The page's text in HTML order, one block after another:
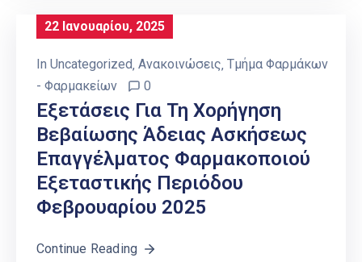
22 Ιανουαρίου, 2025
In Uncategorized Ανακοινώσεις Τμήμα Φαρμάκων
- Φαρμακείων
0
Eξετάσεις Για Τη Χορήγηση
Βεβαίωσης Άδειας Ασκήσεως
Επαγγέλματος Φαρμακoποιού
Εξεταστικής Περιόδου
Φεβρουαρίου 2025
Continue Reading